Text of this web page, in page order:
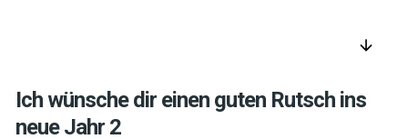
arrow_downward
Ich wünsche dir einen guten Rutsch ins
neue Jahr 2